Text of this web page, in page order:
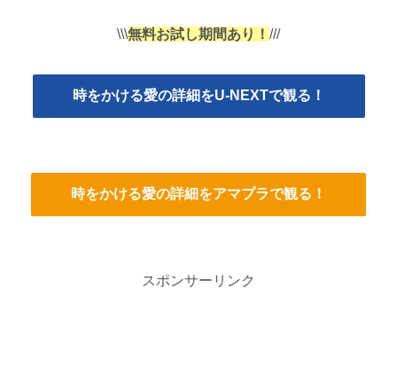
\\\無料お試し期間あり！ ///
時をかける愛の詳細をU-NEXTで観る！
時をかける愛の詳細をアマプラで観る！
スポンサーリンク